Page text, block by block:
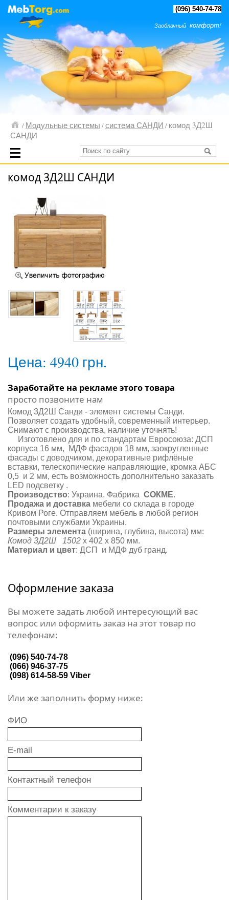
(096) 540-74-78
Заоблачный комфорт!
/ Модульные системы /система САНДИ / комод 3Д2Ш
САНДИ
комод 3Д2Ш САНДИ
Цена: 4940 грн.
Заработайте на рекламе этого товара
просто позвоните нам
Комод 3Д2Ш Санди - элемент системы Санди.
Позволяет создать удобный, современный интерьер.
Снимают с производства, наличие уточнять!
Изготовлено для и по стандартам Евросоюза: ДСП
корпуса 16 мм, МДФ фасадов 18 мм, заокругленные
фасады с доводчиком, декоративные рифлёные
вставки, телескопические направляющие, кромка АБС
0,5 и 2 мм, есть возможность дополнительно заказать
LED подсветку .
Производство: Украина. Фабрика СОКМЕ.
Продажа и доставка мебели со склада в городе
Кривом Роге. Отправляем мебель в любой регион
почтовыми службами Украины.
Размеры элемента (ширина, глубина, высота) мм:
Комод 3Д2Ш 1502 х 402 х 850 мм.
Материал и цвет: ДСП и МДФ дуб гранд.
Оформление заказа
Вы можете задать любой интересующий вас
вопрос или оформить заказ на этот товар по
телефонам:
(096) 540-74-78
(066) 946-37-75
(098) 614-58-59 Viber
Или же заполнить форму ниже:
ФИО
E-mail
Контактный телефон
Комментарии к заказу